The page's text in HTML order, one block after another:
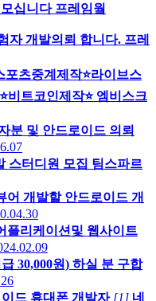
십니다 프레임웤
자 개발의뢰 합니다. 프레
포츠중계제작⭐️라이브스
비트코인제작⭐️ 엠비스크
분 및 안드로이드 의뢰
스터디원 모집 팀스파르
어 개발할 안드로이드 개
플리케이션및 웹사이트
30,000원) 하실 분 구합
드 휴대폰 개발자 [1] 네